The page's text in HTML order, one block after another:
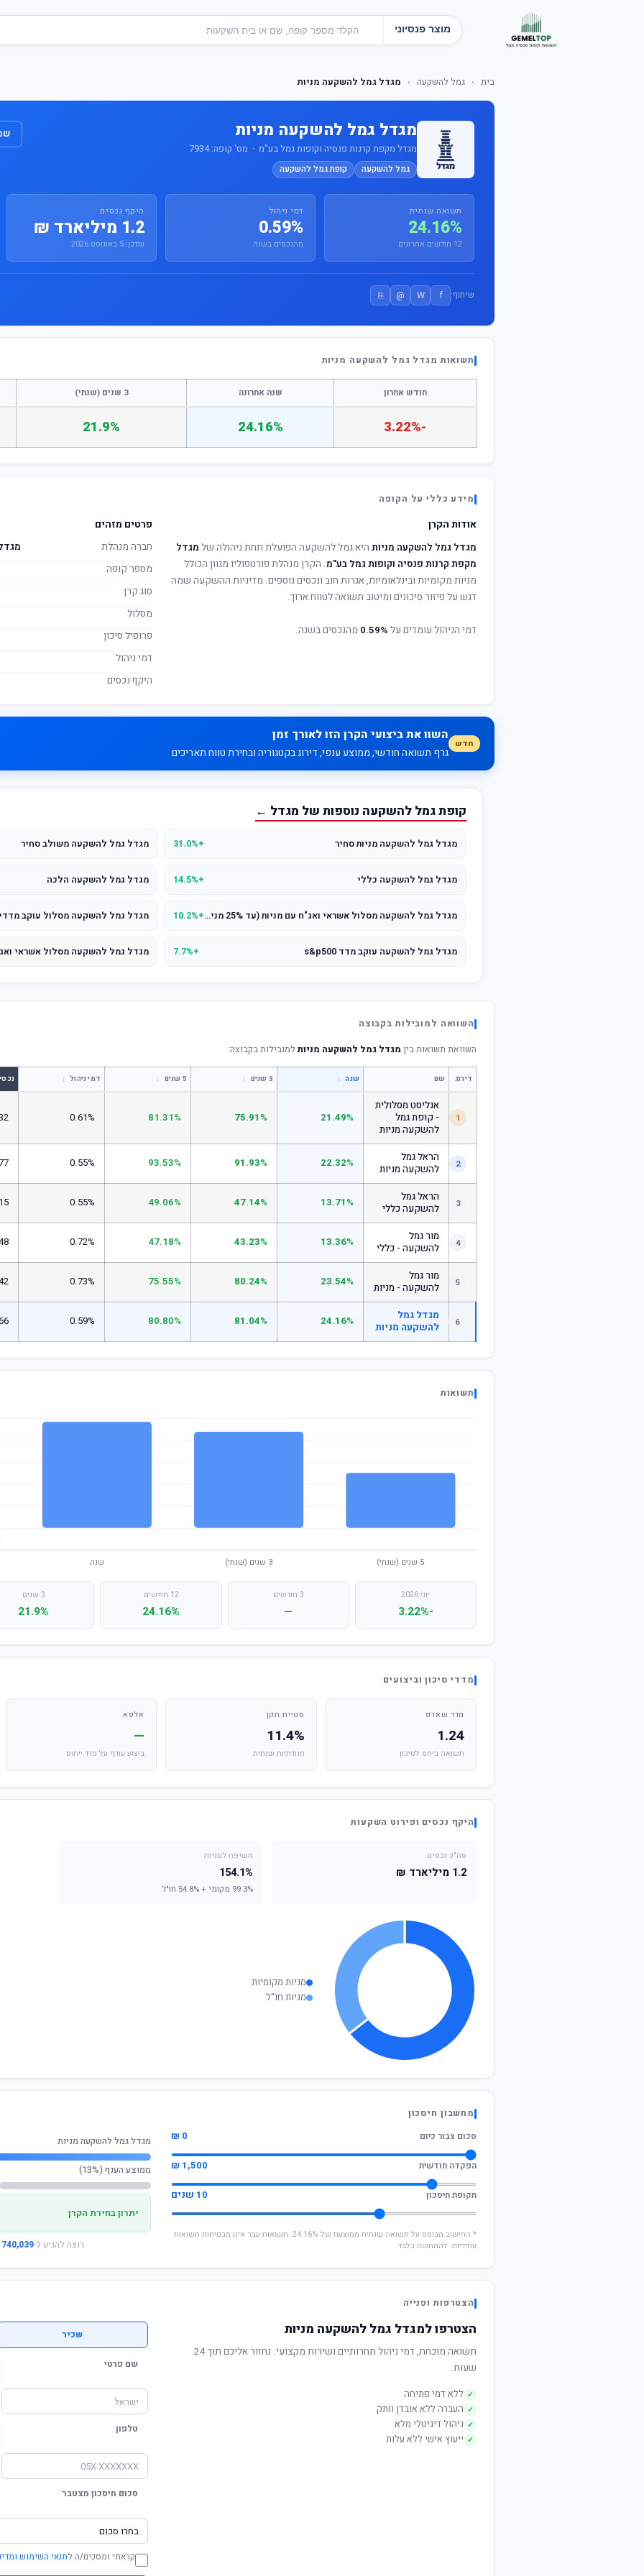
מוצר פנסיוני
בית › גמל להשקעה › מגדל גמל להשקעה מניות
מגדל גמל להשקעה מניות
מגדל מקפת קרנות פנסיה וקופות גמל בע"מ · מס' קופה: 7934
גמל להשקעה קופת גמל להשקעה
תשואה שנתית
24.16%
12 חודשים אחרונים
דמי ניהול
0.59%
מהנכסים בשנה
היקף נכסים
1.2 מיליארד ₪
עודכן: 5 באוגוסט 2026
שיתוף: f
W
@
⎘
תשואות מגדל גמל להשקעה מניות
חודש אחרון שנה אחרונה 3 שנים (שנתי)
-3.22%
24.16%
21.9%
מידע כללי על הקופה
אודות הקרן
מגדל גמל להשקעה מניות היא גמל להשקעה הפועלת תחת ניהולה של מגדל
מקפת קרנות פנסיה וקופות גמל בע"מ. הקרן מנהלת פורטפוליו מגוון הכולל
מניות מקומיות ובינלאומיות, אגרות חוב ונכסים נוספים. מדיניות ההשקעה שמה
דגש על פיזור סיכונים ומיטוב תשואה לטווח ארוך.
דמי הניהול עומדים על 0.59% מהנכסים בשנה.
פרטים מזהים
חברה מנהלת
מספר קופה
סוג קרן
מסלול
פרופיל סיכון
דמי ניהול
היקף נכסים
חדש
השוו את ביצועי הקרן הזו לאורך זמן
גרף תשואה חודשי, ממוצע ענפי, דירוג בקטגוריה ובחירת טווח תאריכים
קופת גמל להשקעה נוספות של מגדל ←
מגדל גמל להשקעה מניות סחיר +31.0% מגדל גמל להשקעה משולב סחיר
מגדל גמל להשקעה כללי +14.5% מגדל גמל להשקעה הלכה
מגדל גמל להשקעה מסלול אשראי ואג"ח עם מניות (עד 25% מניות)+10.2% מגדל גמל להשקעה מסלול עוקב מדדי
מגדל גמל להשקעה עוקב מדד s&p500 +7.7% מגדל גמל להשקעה מסלול אשראי
השוואה למובילות בקבוצה
השוואת תשואות בין מגדל גמל להשקעה מניותלמובילות בקבוצה:
דירוג שם שנה ↕ 3 שנים ↕ 5 שנים ↕ דמי ניהול ↕
1
אנליסט מסלולית
- קופת גמל
להשקעה מניות
21.49%
75.91%
81.31%
0.61%
2
הראל גמל
להשקעה מניות
22.32%
91.93%
93.53%
0.55%
3
הראל גמל
להשקעה כללי
13.71%
47.14%
49.06%
0.55%
4
מור גמל
להשקעה - כללי
13.36%
43.23%
47.18%
0.72%
5
מור גמל
להשקעה - מניות
23.54%
80.24%
75.55%
0.73%
6
מגדל גמל
להשקעה מניות
24.16%
81.04%
80.80%
0.59%
תשואות
יוני 2026
-3.22%
3 חודשים
—
12 חודשים
24.16%
3 שנים
21.9%
מדדי סיכון וביצועים
מדד שארפ
1.24
תשואה ביחס לסיכון
סטיית תקן
11.4%
תנודתיות שנתית
אלפא
—
ביצוע עודף על מדד ייחוס
היקף נכסים ופירוט השקעות
סה"כ נכסים
1.2 מיליארד ₪
חשיפה למניות
154.1%
99.3% מקומי + 54.8% חו"ל
מניות מקומיות
מניות חו"ל
מחשבון חיסכון
סכום צבור כיום
0 ₪
הפקדה חודשית 1,500 ₪
תקופת חיסכון 10 שנים
* החישוב מבוסס על תשואה שנתית ממוצעת של 24.16%. תשואות עבר אינן מבטיחות תשואות
עתידיות. להמחשה בלבד.
מגדל גמל להשקעה מניות
ממוצע הענף (13%)
יתרון בחירת הקרן
רוצה להגיע ל-740,039 ₪
הצטרפות ופנייה
הצטרפו למגדל גמל להשקעה מניות
תשואה מוכחת, דמי ניהול תחרותיים ושירות מקצועי. נחזור אליכם תוך 24
שעות.
✓ ללא דמי פתיחה
✓ העברה ללא אובדן וותק
✓ ניהול דיגיטלי מלא
✓ ייעוץ אישי ללא עלות
שכיר
שם פרטי
טלפון
סכום חיסכון מצטבר
קראתי ומסכים/ה לתנאי השימוש